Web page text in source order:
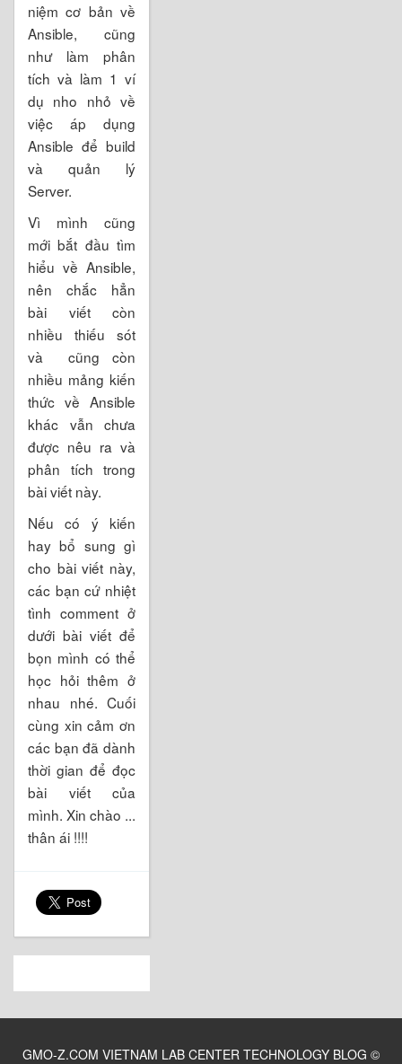
niệm cơ bản về
Ansible, cũng
như làm phân
tích và làm 1 ví
dụ nho nhỏ về
việc áp dụng
Ansible để build
và quản lý
Server.
Vì mình cũng
mới bắt đầu tìm
hiểu về Ansible,
nên chắc hẳn
bài viết còn
nhiều thiếu sót
và cũng còn
nhiều mảng kiến
thức về Ansible
khác vẫn chưa
được nêu ra và
phân tích trong
bài viết này.
Nếu có ý kiến
hay bổ sung gì
cho bài viết này,
các bạn cứ nhiệt
tình comment ở
dưới bài viết để
bọn mình có thể
học hỏi thêm ở
nhau nhé. Cuối
cùng xin cảm ơn
các bạn đã dành
thời gian để đọc
bài viết của
mình. Xin chào ...
thân ái !!!!
GMO-Z.COM VIETNAM LAB CENTER TECHNOLOGY BLOG ©